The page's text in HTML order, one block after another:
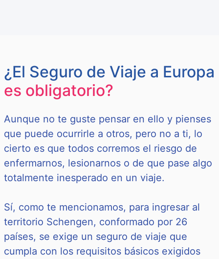
¿El Seguro de Viaje a Europa
es obligatorio?
Aunque no te guste pensar en ello y pienses
que puede ocurrirle a otros, pero no a ti, lo
cierto es que todos corremos el riesgo de
enfermarnos, lesionarnos o de que pase algo
totalmente inesperado en un viaje.
Sí, como te mencionamos, para ingresar al
territorio Schengen, conformado por 26
países, se exige un seguro de viaje que
cumpla con los requisitos básicos exigidos